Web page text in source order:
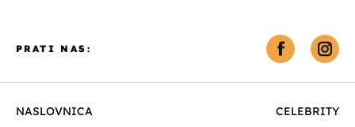
NASLOVNICA CELEBRITY
PRATI NAS: